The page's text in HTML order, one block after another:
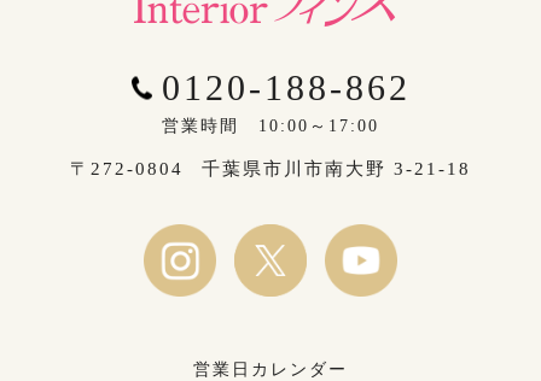
0120-188-862
営業時間 10:00～17:00
〒272-0804 千葉県市川市南大野 3-21-18
営業日カレンダー